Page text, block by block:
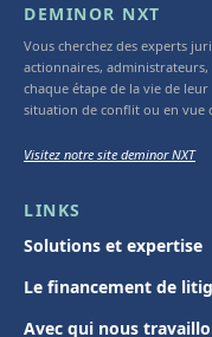
DEMINOR NXT
Vous cherchez des experts
actionnaires,
chaque étape de la vie de
situation de conflit ou en vue
Visitez notre site deminor NXT
LINKS
Solutions et expertise
Le financement de
Avec qui nous